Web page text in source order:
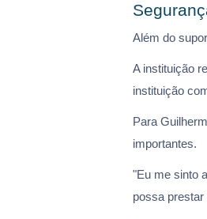
Além do
A instituição
instituição
Para
importantes.
"Eu me sinto
possa